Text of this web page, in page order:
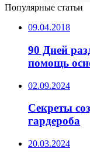
Популярные статьи
09.04.2018
90 Дней
помощь
02.09.2024
Секреты
гардероба
20.03.2024